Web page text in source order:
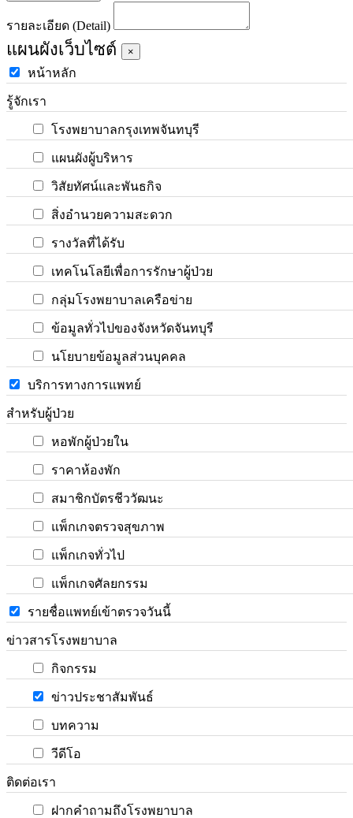
รายละเอียด (Detail)
แผนผังเว็บไซต์ ×
หน้าหลัก
รู้จักเรา
โรงพยาบาลกรุงเทพจันทบุรี
แผนผังผู้บริหาร
วิสัยทัศน์และพันธกิจ
สิ่งอำนวยความสะดวก
รางวัลที่ได้รับ
เทคโนโลยีเพื่อการรักษาผู้ป่วย
กลุ่มโรงพยาบาลเครือข่าย
ข้อมูลทั่วไปของจังหวัดจันทบุรี
นโยบายข้อมูลส่วนบุคคล
บริการทางการแพทย์
สำหรับผู้ป่วย
หอพักผู้ป่วยใน
ราคาห้องพัก
สมาชิกบัตรชีววัฒนะ
แพ็กเกจตรวจสุขภาพ
แพ็กเกจทั่วไป
แพ็กเกจศัลยกรรม
รายชื่อแพทย์เข้าตรวจวันนี้
ข่าวสารโรงพยาบาล
กิจกรรม
ข่าวประชาสัมพันธ์
บทความ
วีดีโอ
ติดต่อเรา
ฝากคำถามถึงโรงพยาบาล